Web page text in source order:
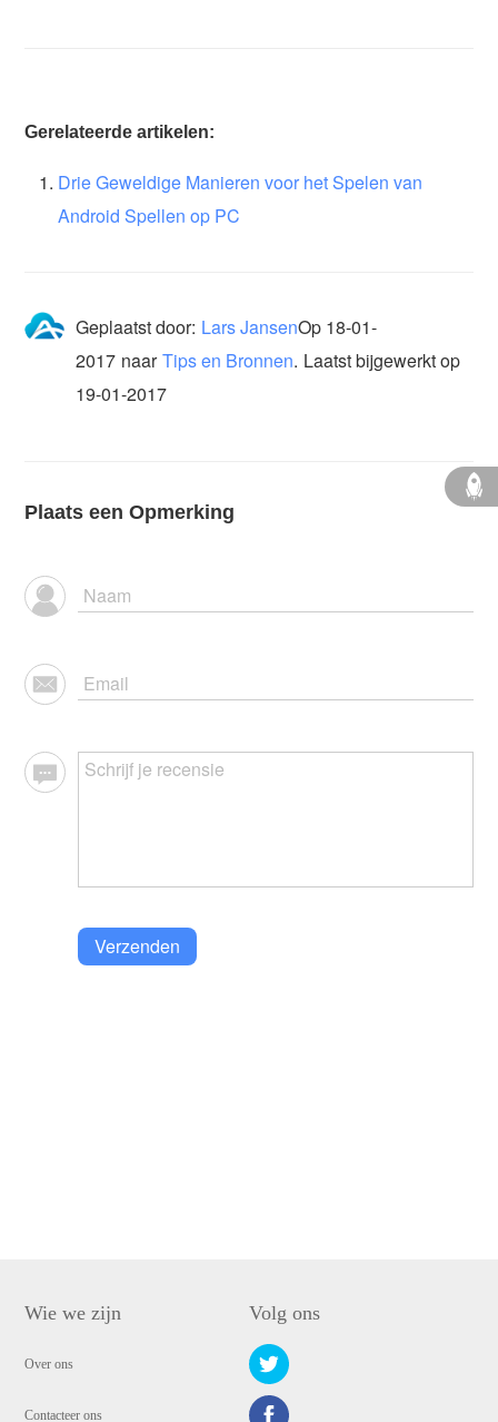
Gerelateerde artikelen:
Drie Geweldige Manieren voor het Spelen van
Android Spellen op PC
Geplaatst door: Lars JansenOp 18-01-
2017 naar Tips en Bronnen. Laatst bijgewerkt op
19-01-2017
Plaats een Opmerking
Verzenden
Wie we zijn
Over ons
Contacteer ons
Volg ons